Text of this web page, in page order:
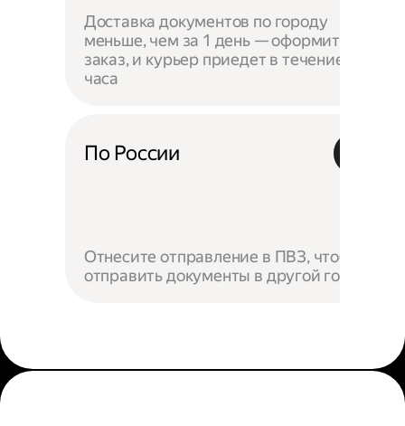
Доставка документов по городу
меньше, чем за 1 день — оформите
заказ, и курьер приедет в течение
часа
По России
Отнесите отправление в ПВЗ, чтобы
отправить документы в другой город